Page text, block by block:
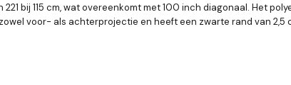
bij 115 cm, wat overeenkomt met 100 inch diagonaal. Het
voor- als achterprojectie en heeft een zwarte rand van 2,5